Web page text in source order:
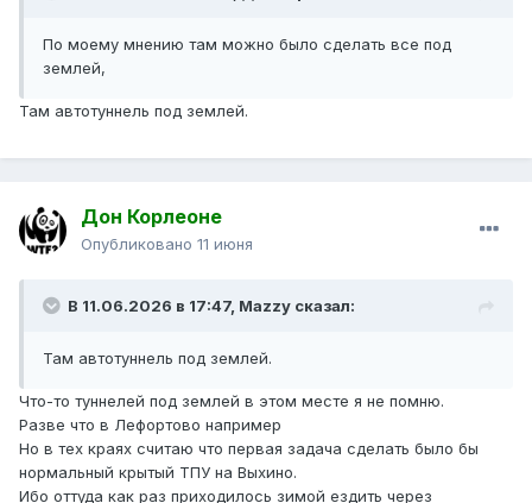
По моему мнению там можно было сделать все под
землей,
Там автотуннель под землей.
Дон Корлеоне
Опубликовано 11 июня
В 11.06.2026 в 17:47, Mazzy сказал:
Там автотуннель под землей.
Что-то туннелей под землей в этом месте я не помню.
Разве что в Лефортово например
Но в тех краях считаю что первая задача сделать было бы
нормальный крытый ТПУ на Выхино.
Ибо оттуда как раз приходилось зимой ездить через